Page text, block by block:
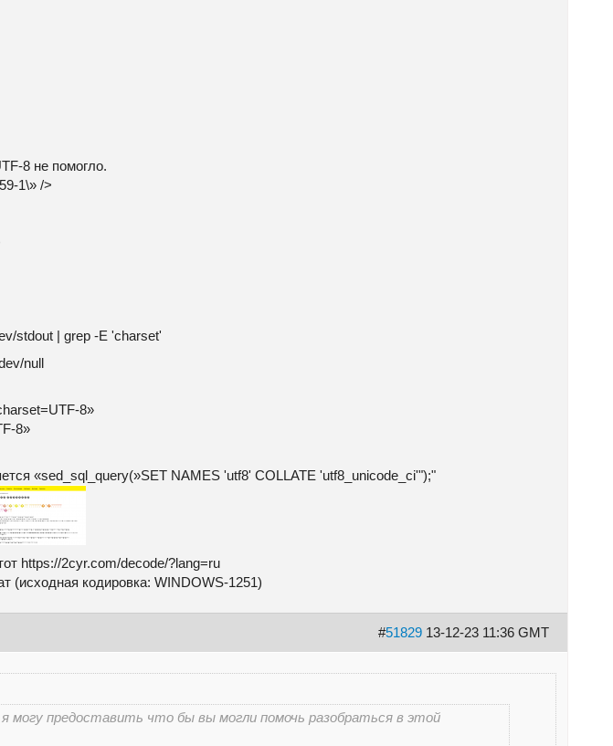
8 не помогло.
1\» />
stdout | grep -E 'charset'
null
8»
8»
«sed_sql_query(»SET NAMES 'utf8' COLLATE 'utf8_unicode_ci'");"
https://2cyr.com/decode/?lang=ru
(исходная кодировка: WINDOWS-1251)
#51829 13-12-23 11:36 GMT
предоставить что бы вы могли помочь разобраться в этой